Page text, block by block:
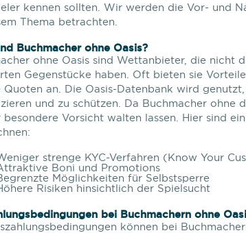
kennen sollten. Wir werden die Vor- und
Thema betrachten.
Buchmacher ohne Oasis?
ohne Oasis sind Wettanbieter, die nicht
Gegenstücke haben. Oft bieten sie
Quoten an. Die Oasis-Datenbank wird
und zu schützen. Da Buchmacher ohne
besondere Vorsicht walten lassen. Hier sind
strenge KYC-Verfahren (Know Your
Boni und Promotions
Möglichkeiten für Selbstsperre
Risiken hinsichtlich der Spielsucht
bei Buchmachern ohne
können bei